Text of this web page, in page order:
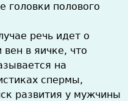
головки полового
речь идет о
в яичке, что
на
спермы,
развития у мужчины